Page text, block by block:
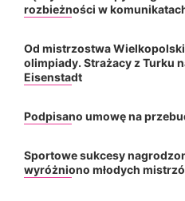
rozbieżności w
Od mistrzostwa
olimpiady. Strażacy z Turku
Eisenstadt
Podpisano umowę na
Sportowe sukcesy
wyróżniono młodych